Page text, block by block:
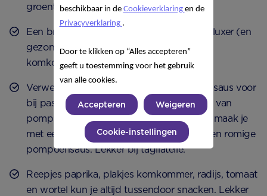
groenten verwerken
Een broodje met kaas is meteen een stuk luxer (en
gezonder) als je er wat plakken tomaat of
komkommer op legt
Verwerk groenten in sauzen. Een tomatensaus voor
bij pasta is een goed voorbeeld. Maar ook van
pompoen met ui, tijm en een beetje room maak je
met een staafmixer in een handomdraai een romige
pompoensaus. Lekker bij tagliatelle.
Reepjes paprika, plakjes komkommer, radijs, tomaat
en wortel kun je altijd tussendoor snacken. Lekker
beschikbaar in de Cookieverklaring en de
Privacyverklaring .
Door te klikken op “Alles accepteren”
geeft u toestemming voor het gebruik
van alle cookies.
Accepteren Weigeren
Cookie-instellingen